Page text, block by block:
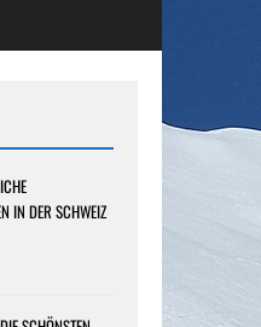
IN DER SCHWEIZ